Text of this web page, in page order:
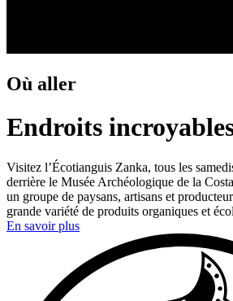
Où aller
Endroits
Visitez l’Écotianguis Zanka, tous les
derrière le Musée Archéologique de la
un groupe de paysans, artisans et
grande variété de produits organiques et
En savoir plus